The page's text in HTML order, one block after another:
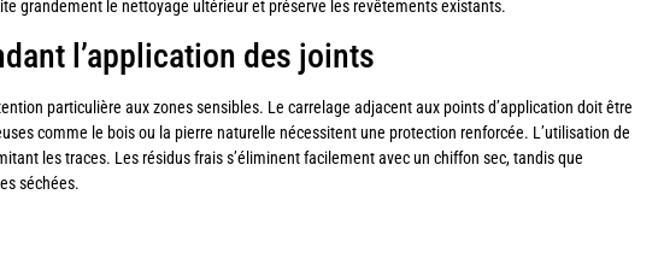
grandement le nettoyage ultérieur et préserve les revêtements existants.
l’application des joints
particulière aux zones sensibles. Le carrelage adjacent aux points d’application doit être
comme le bois ou la pierre naturelle nécessitent une protection renforcée. L’utilisation de
les traces. Les résidus frais s’éliminent facilement avec un chiffon sec, tandis que
séchées.